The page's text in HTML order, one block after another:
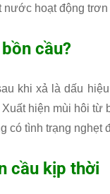
nước hoạt động
cầu?
khi xả là dấu
hiện mùi hôi
có tình trạng nghẹt
cầu kịp thời